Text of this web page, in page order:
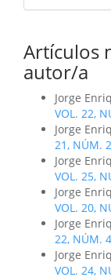
Artículos
autor/a
Jorge
VOL. 22,
Jorge
21, NÚM.
Jorge
VOL. 25,
Jorge
VOL. 20,
Jorge
22, NÚM.
Jorge
VOL. 24,